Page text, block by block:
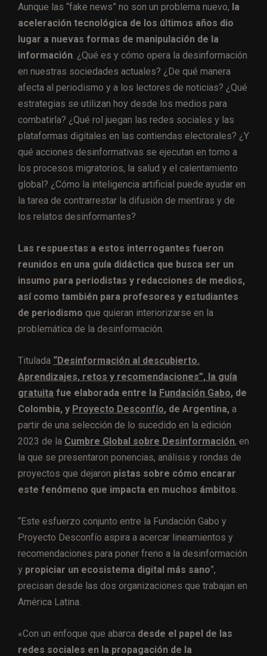
Aunque las “fake news” no son un problema nuevo, la
aceleración tecnológica de los últimos años dio
lugar a nuevas formas de manipulación de la
información . ¿Qué es y cómo opera la desinformación
en nuestras sociedades actuales? ¿De qué manera
afecta al periodismo y a los lectores de noticias? ¿Qué
estrategias se utilizan hoy desde los medios para
combatirla? ¿Qué rol juegan las redes sociales y las
plataformas digitales en las contiendas electorales? ¿Y
qué acciones desinformativas se ejecutan en torno a
los procesos migratorios, la salud y el calentamiento
global? ¿Cómo la inteligencia artificial puede ayudar en
la tarea de contrarrestar la difusión de mentiras y de
los relatos desinformantes?
Las respuestas a estos interrogantes fueron
reunidos en una guía didáctica que busca ser un
insumo para periodistas y redacciones de medios,
así como también para profesores y estudiantes
de periodismo que quieran interiorizarse en la
problemática de la desinformación.
Titulada “Desinformación al descubierto.
Aprendizajes, retos y recomendaciones”, la guía
gratuita fue elaborada entre la Fundación Gabo, de
Colombia, y Proyecto Desconfío, de Argentina, a
partir de una selección de lo sucedido en la edición
2023 de la Cumbre Global sobre Desinformación, en
la que se presentaron ponencias, análisis y rondas de
proyectos que dejaron pistas sobre cómo encarar
este fenómeno que impacta en muchos ámbitos
“Este esfuerzo conjunto entre la Fundación Gabo y
Proyecto Desconfío aspira a acercar lineamientos y
recomendaciones para poner freno a la desinformación
y propiciar un ecosistema digital más sano”,
precisan desde las dos organizaciones que trabajan en
América Latina.
«Con un enfoque que abarca desde el papel de las
redes sociales en la propagación de la